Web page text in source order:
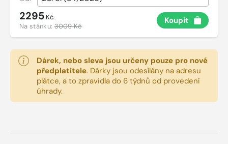
2295 Kč
Na stánku:3009 Kč
Koupit
Dárek, nebo sleva jsou určeny pouze pro nové
předplatitele. Dárky jsou odesílány na adresu
plátce, a to zpravidla do 6 týdnů od provedení
úhrady.